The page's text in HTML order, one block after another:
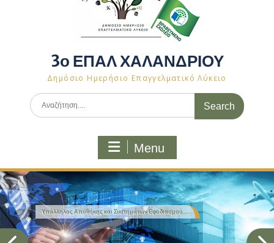
3ο ΕΠΑΛ ΧΑΛΑΝΔΡΙΟΥ
Δημόσιο Ημερήσιο Επαγγελματικό Λύκειο
Search
for:
Menu
Υπάλληλος Τουριστικών Επιχειρήσεων